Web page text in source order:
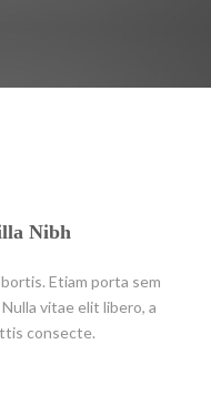
Nibh
Etiam porta sem
vitae elit libero, a
consecte.